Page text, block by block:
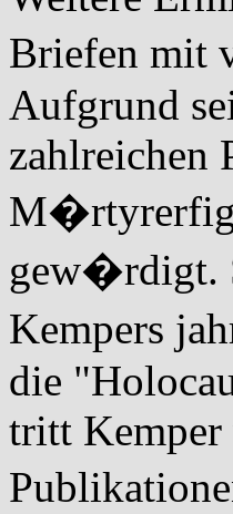
Briefen mit
Aufgrund
zahlreichen
gew�rdigt.
Kempers
die
tritt Kemper